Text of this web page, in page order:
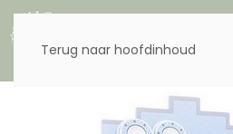
Terug naar hoofdinhoud